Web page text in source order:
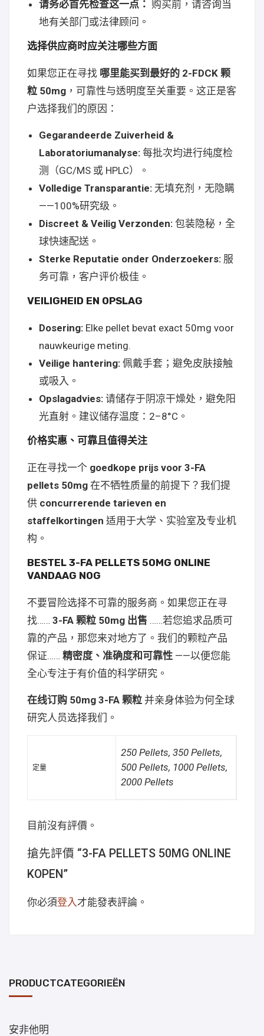
请务必首先检查这一点： 购买前，请咨询当
地有关部门或法律顾问。
选择供应商时应关注哪些方面
如果您正在寻找 哪里能买到最好的 2-FDCK 颗
粒 50mg ，可靠性与透明度至关重要。这正是客
户选择我们的原因：
Gegarandeerde Zuiverheid &
Laboratoriumanalyse: 每批次均进行纯度检
测（GC/MS 或 HPLC）。
Volledige Transparantie: 无填充剂，无隐瞒
——100%研究级。
Discreet & Veilig Verzonden: 包装隐秘，全
球快速配送。
Sterke Reputatie onder Onderzoekers: 服
务可靠，客户评价极佳。
VEILIGHEID EN OPSLAG
Dosering: Elke pellet bevat exact 50mg voor
nauwkeurige meting.
Veilige hantering: 佩戴手套；避免皮肤接触
或吸入。
Opslagadvies: 请储存于阴凉干燥处，避免阳
光直射。建议储存温度：2–8°C。
价格实惠、可靠且值得关注
正在寻找一个 goedkope prijs voor 3-FA
pellets 50mg 在不牺牲质量的前提下？我们提
供 concurrerende tarieven en
staffelkortingen 适用于大学、实验室及专业机
构。
BESTEL 3-FA PELLETS 50MG ONLINE
VANDAAG NOG
不要冒险选择不可靠的服务商。如果您正在寻
找…… 3-FA 颗粒 50mg 出售 ……若您追求品质可
靠的产品，那您来对地方了。我们的颗粒产品
保证…… 精密度、准确度和可靠性 ——以便您能
全心专注于有价值的科学研究。
在线订购 50mg 3-FA 颗粒 并亲身体验为何全球
研究人员选择我们。
定量
250 Pellets, 350 Pellets,
500 Pellets, 1000 Pellets,
2000 Pellets
目前沒有評價。
搶先評價 “3-FA PELLETS 50MG ONLINE
KOPEN”
你必須登入才能發表評論。
PRODUCTCATEGORIEËN
安非他明